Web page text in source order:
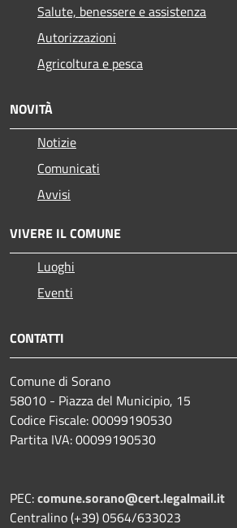
Salute, benessere e assistenza
Autorizzazioni
Agricoltura e pesca
NOVITÀ
Notizie
Comunicati
Avvisi
VIVERE IL COMUNE
Luoghi
Eventi
CONTATTI
Comune di Sorano
58010 - Piazza del Municipio, 15
Codice Fiscale: 00099190530
Partita IVA: 00099190530
PEC:comune.sorano@cert.legalmail.it
Centralino (+39) 0564/633023